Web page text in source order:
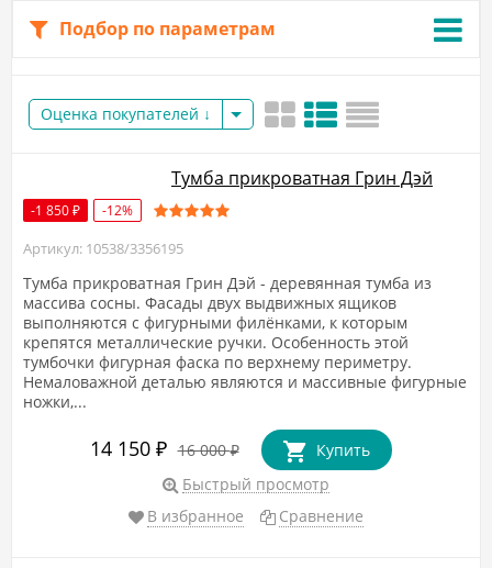
Подбор по параметрам
Оценка покупателей
Тумба прикроватная Грин Дэй
-1 850 ₽ -12%
Артикул: 10538/3356195
​Тумба прикроватная Грин Дэй - деревянная тумба из
массива сосны. Фасады двух выдвижных ящиков
выполняются с фигурными филёнками, к которым
крепятся металлические ручки. Особенность этой
тумбочки фигурная фаска по верхнему периметру.
Немаловажной деталью являются и массивные фигурные
ножки,...
14 150 ₽ 16 000₽
Купить
Быстрый просмотр
В избранное
Сравнение